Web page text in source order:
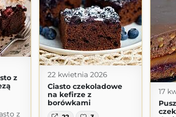
z
z
22 kwietnia 2026
Ciasto czekoladowe
na kefirze z
borówkami
17